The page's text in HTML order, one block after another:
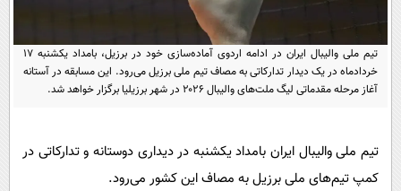
اخبار کریپتو
سرگرمی
باشگاه مغز
مجله تصویری سلاح
فیلم
اقتصاد
ورزش
فناوری
عصر ایران 2
خواندنی ها و دیدنی ها
روانشناسی
آموزش زبان
تیم ملی والیبال ایران در ادامه اردوی آماده‌سازی خود در برزیل، بامداد یکشنبه ۱۷
خردادماه در یک دیدار تدارکاتی به مصاف تیم ملی برزیل می‌رود. این مسابقه در آستانه
آغاز مرحله مقدماتی لیگ ملت‌های والیبال ۲۰۲۶ در شهر برزیلیا برگزار خواهد شد.
تیم ملی والیبال ایران بامداد یکشنبه در دیداری دوستانه و تدارکاتی در
کمپ تیم‌های ملی برزیل به مصاف این کشور می‌رود.